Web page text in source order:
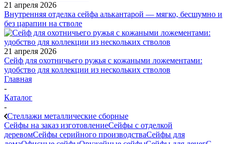
21 апреля 2026
Внутренняя отделка сейфа алькантарой — мягко, бесшумно и
без царапин на стволе
21 апреля 2026
Сейф для охотничьего ружья с кожаными ложементами:
удобство для коллекции из нескольких стволов
Главная
-
Каталог
-
Стеллажи металлические сборные
Сейфы на заказ изготовлениеСейфы с отделкой
деревомСейфы серийного производстваСейфы для